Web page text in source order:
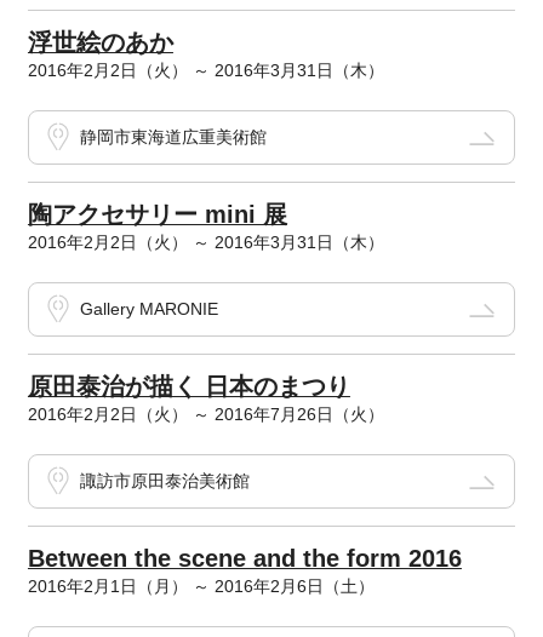
浮世絵のあか
2016年2月2日（火） ～ 2016年3月31日（木）
静岡市東海道広重美術館
陶アクセサリー mini 展
2016年2月2日（火） ～ 2016年3月31日（木）
Gallery MARONIE
原田泰治が描く 日本のまつり
2016年2月2日（火） ～ 2016年7月26日（火）
諏訪市原田泰治美術館
Between the scene and the form 2016
2016年2月1日（月） ～ 2016年2月6日（土）